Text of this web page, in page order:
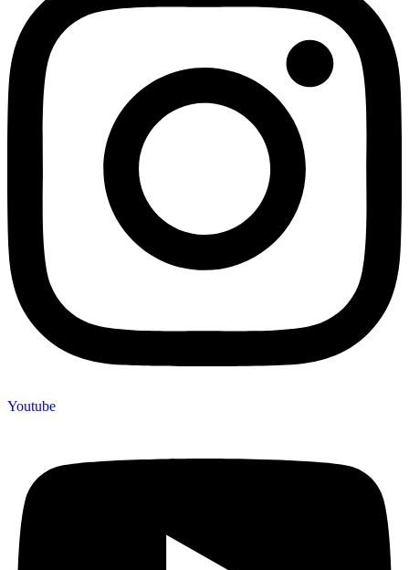
Youtube